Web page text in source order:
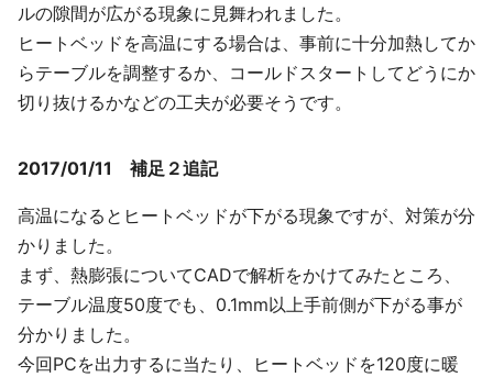
ルの隙間が広がる現象に見舞われました。
ヒートベッドを高温にする場合は、事前に十分加熱してか
らテーブルを調整するか、コールドスタートしてどうにか
切り抜けるかなどの工夫が必要そうです。
2017/01/11 補足２追記
高温になるとヒートベッドが下がる現象ですが、対策が分
かりました。
まず、熱膨張についてCADで解析をかけてみたところ、
テーブル温度50度でも、0.1mm以上手前側が下がる事が
分かりました。
今回PCを出力するに当たり、ヒートベッドを120度に暖